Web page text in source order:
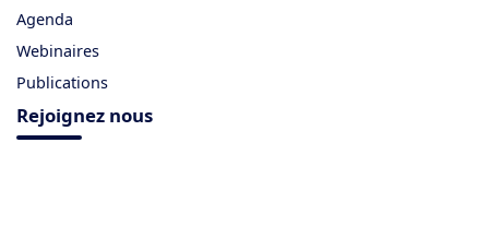
Agenda
Webinaires
Publications
Rejoignez nous